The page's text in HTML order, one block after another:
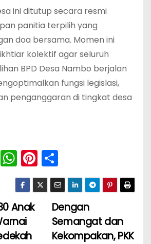
ini ditutup secara resmi
panitia terpilih yang
doa bersama. Momen ini
kolektif agar seluruh
BPD Desa Nambo berjalan
fungsi legislasi,
penganggaran di tingkat desa
E
m
W
h
a
ts
A
Pi
nt
er
h
ar
e
Dengan
Semangat dan
Kekompakan, PKK
Anak